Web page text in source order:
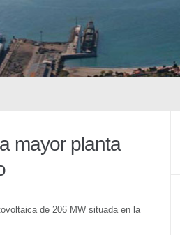
mayor planta
de 206 MW situada en la